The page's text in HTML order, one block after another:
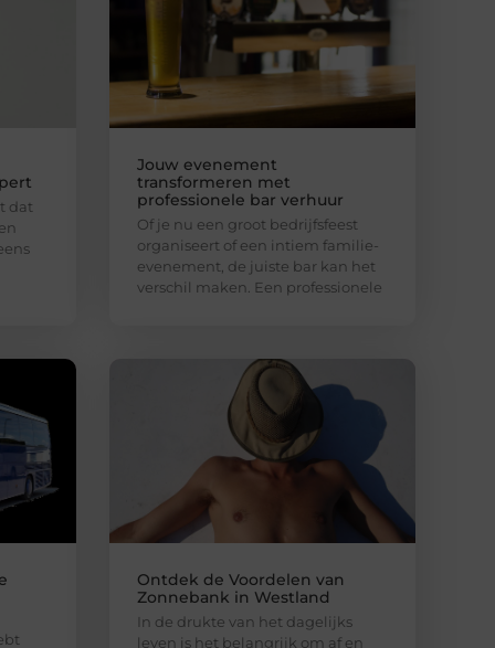
dat
Jouw evenement
transformeren met
professionele bar verhuur
Of je nu een groot bedrijfsfeest
organiseert of een intiem familie-
evenement, de juiste bar kan het
verschil maken. Een professionele
Ontdek de Voordelen van
Zonnebank in Westland
In de drukte van het dagelijks
leven is het belangrijk om af en